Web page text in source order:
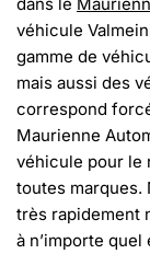
véhicule
gamme de
mais aussi des
correspond
Maurienne
véhicule pour le
toutes marques.
très rapidement
à n’importe